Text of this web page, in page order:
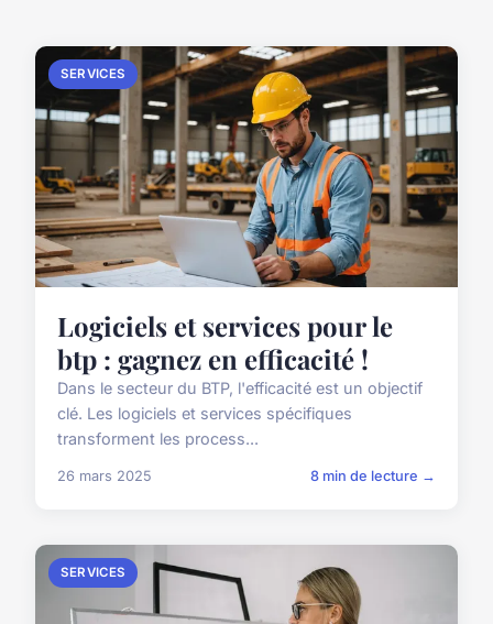
SERVICES
Logiciels et services pour le
btp : gagnez en efficacité !
Dans le secteur du BTP, l'efficacité est un objectif
clé. Les logiciels et services spécifiques
transforment les process...
26 mars 2025 8 min de lecture →
SERVICES